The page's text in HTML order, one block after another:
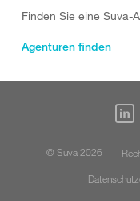
Finden Sie eine Suva-
Agenturen finden
© Suva 2026